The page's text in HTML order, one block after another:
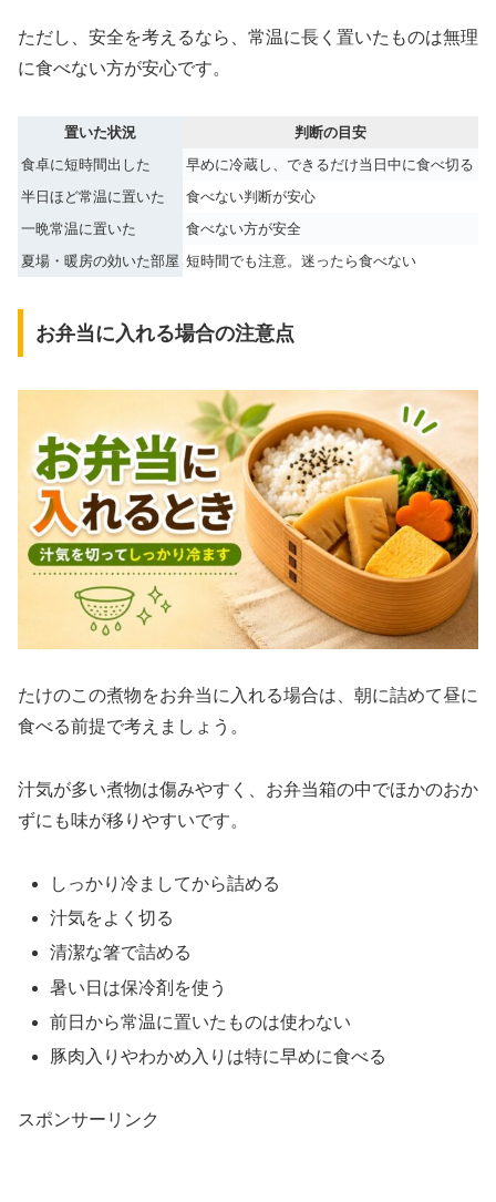
ただし、安全を考えるなら、常温に長く置いたものは無理
に食べない方が安心です。
置いた状況
判断の目安
食卓に短時間出した
早めに冷蔵し、できるだけ当日中に食べ切る
半日ほど常温に置いた
食べない判断が安心
一晩常温に置いた
食べない方が安全
夏場・暖房の効いた部屋 短時間でも注意。迷ったら食べない
お弁当に入れる場合の注意点
たけのこの煮物をお弁当に入れる場合は、朝に詰めて昼に
食べる前提で考えましょう。
汁気が多い煮物は傷みやすく、お弁当箱の中でほかのおか
ずにも味が移りやすいです。
しっかり冷ましてから詰める
汁気をよく切る
清潔な箸で詰める
暑い日は保冷剤を使う
前日から常温に置いたものは使わない
豚肉入りやわかめ入りは特に早めに食べる
スポンサーリンク